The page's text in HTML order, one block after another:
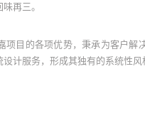
再三。
项目的各项优势，秉承为客户解
计服务，形成其独有的系统性风